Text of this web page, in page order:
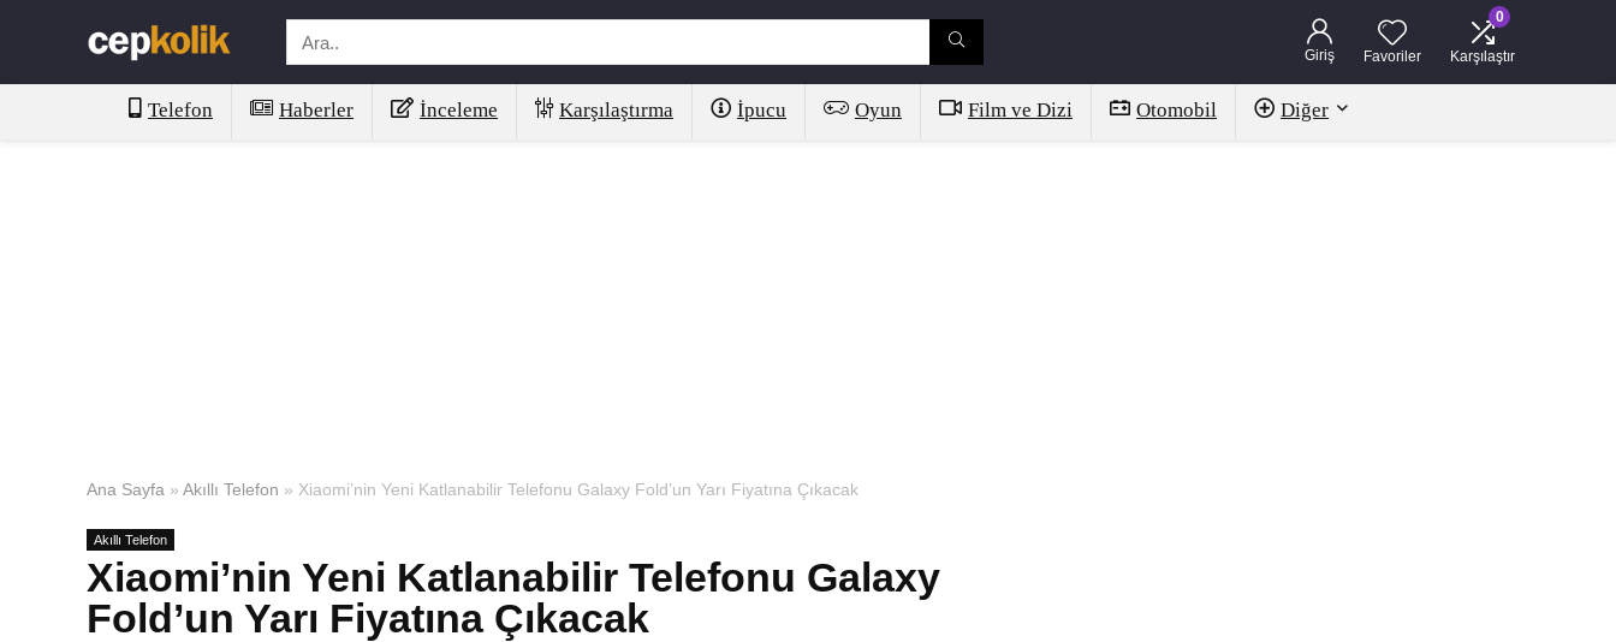
Giriş Favoriler
0
Karşılaştır
Telefon Haberler İnceleme Karşılaştırma İpucu Oyun Film ve Dizi Otomobil Diğer
Ana Sayfa » Akıllı Telefon » Xiaomi’nin Yeni Katlanabilir Telefonu Galaxy Fold’un Yarı Fiyatına Çıkacak
Akıllı Telefon
Xiaomi’nin Yeni Katlanabilir Telefonu Galaxy
Fold’un Yarı Fiyatına Çıkacak